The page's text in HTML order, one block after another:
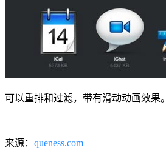
可以重排和过滤，带有滑动动画效果。
来源： queness.com